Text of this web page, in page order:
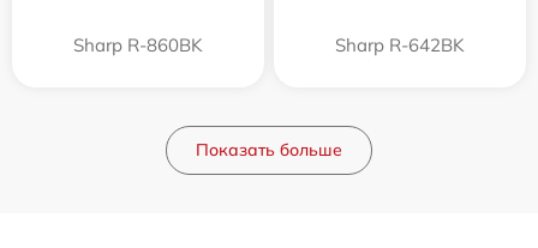
Sharp R-860BK Sharp R-642BK
Показать больше